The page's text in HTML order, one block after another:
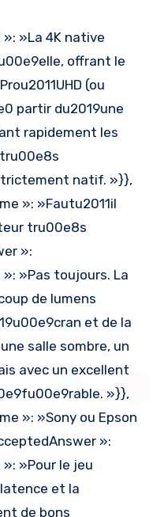
»La 4K native
offrant le
(ou
partir du2019une
rapidement les
natif. »}},
»: »Fautu2011il
tru00e8s
»:
»Pas toujours. La
de lumens
et de la
salle sombre, un
avec un excellent
»}},
»: »Sony ou Epson
»:
»Pour le jeu
et la
de bons